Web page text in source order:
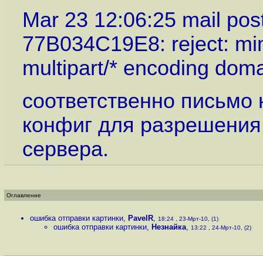
Mar 23 12:06:25 mail
77B034C19E8: reject:
multipart/* encoding
соответственно письмо
конфиг для
сервера.
Оглавление
ошибка отправки картинки, PavelR, 18:24 , 23-Мрт-10, (1)
ошибка отправки картинки, Незнайка, 13:22 , 24-Мрт-10, (2)